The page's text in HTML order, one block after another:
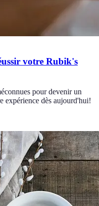
votre Rubik's
pour devenir un
expérience dès aujourd'hui!